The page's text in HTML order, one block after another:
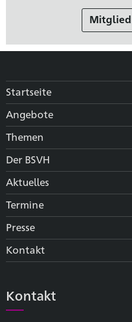
Startseite
Angebote
Themen
Der BSVH
Aktuelles
Termine
Presse
Kontakt
Kontakt